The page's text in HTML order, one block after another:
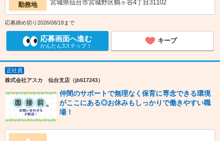
勤務地
宮城県仙台市宮城野区鶴ヶ谷4丁目31102
応募締め切り2026/08/18まで
応募画面へ進む
かんたん3ステップ！
キープ
正社員
株式会社アスカ 仙台支店（jb617243）
仲間のサポートで無理なく保育に専念できる環境
がここにある◎お休みもしっかりで働きやすい職
場！